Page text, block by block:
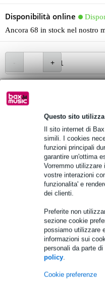
Questo sito
Il sito internet di
simili. I cookies
funzioni principali
garantire un'ottima
Vorremmo utilizzare
vostre interazioni
funzionalita' e
dei clienti.
Preferite non
sezione cookie
possiamo utilizzare
informazioni sui
personali da parte
policy.
Cookie preferenze
Disponibilità online
Ancora 68 in stock nel nostro
Ordina prima delle 23:00 =
Oltre 48.000 articoli
1.250 marchi leader
Informazioni sul
Specifiche complete
Accessori (34)